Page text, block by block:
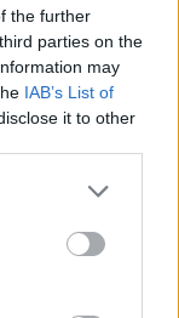
the further
parties on the
may
IAB’s List of
it to other
με τίτλο
διαχείρισης
και πιέσεων»